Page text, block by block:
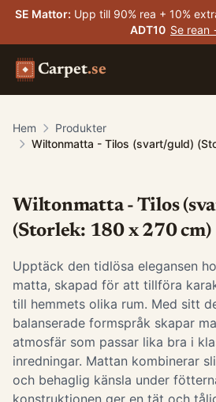
SE Mattor: Upp till 90% rea + 10%
ADT10 Se rean
Carpet.se
Hem
Produkter
Wiltonmatta - Tilos (svart/guld)
Wiltonmatta - Tilos
(Storlek: 180 x 270 cm)
Upptäck den tidlösa elegansen
matta, skapad för att tillföra
till hemmets olika rum. Med sitt
balanserade formspråk skapar
atmosfär som passar lika bra i
inredningar. Mattan kombinerar
och behaglig känsla under
konstruktionen ger en tät och